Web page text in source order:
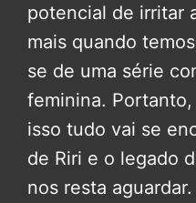
potencial de irritar
mais quando
se de uma série
feminina.
isso tudo vai se
de Riri e o legado
nos resta aguardar.